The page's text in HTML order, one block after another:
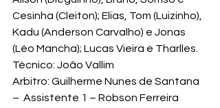
Cesinha (Cleiton); Elias, Tom (Luizinho),
Kadu (Anderson Carvalho) e Jonas
(Léo Mancha); Lucas Vieira e Tharlles.
Técnico: João Vallim
Arbitro: Guilherme Nunes de Santana
–  Assistente 1 – Robson Ferreira